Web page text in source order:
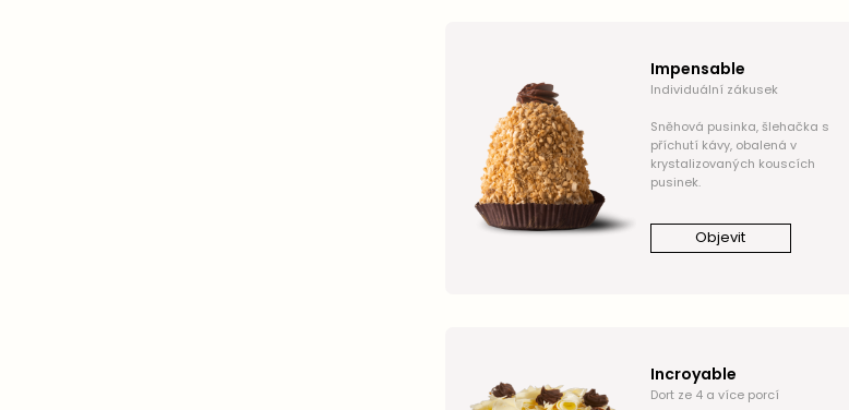
Impensable
Individuální zákusek
Sněhová pusinka, šlehačka s
příchutí kávy, obalená v
krystalizovaných kouscích
pusinek.
Objevit
Incroyable
Dort ze 4 a více porcí